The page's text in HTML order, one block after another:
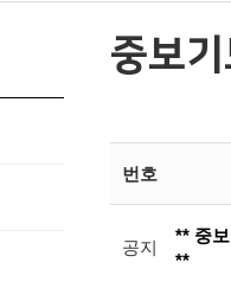
중보
번호
공지
** 중
**